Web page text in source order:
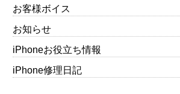
お客様ボイス
お知らせ
iPhoneお役立ち情報
iPhone修理日記